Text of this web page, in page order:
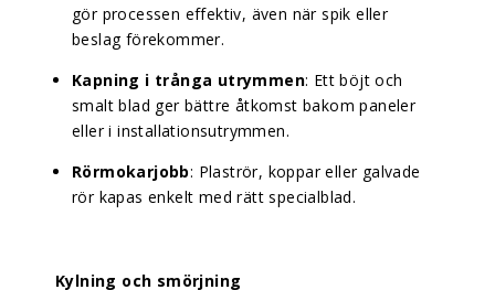
gör processen effektiv, även när spik eller
beslag förekommer.
Kapning i trånga utrymmen: Ett böjt och
smalt blad ger bättre åtkomst bakom paneler
eller i installationsutrymmen.
Rörmokarjobb: Plaströr, koppar eller galvade
rör kapas enkelt med rätt specialblad.
Kylning och smörjning